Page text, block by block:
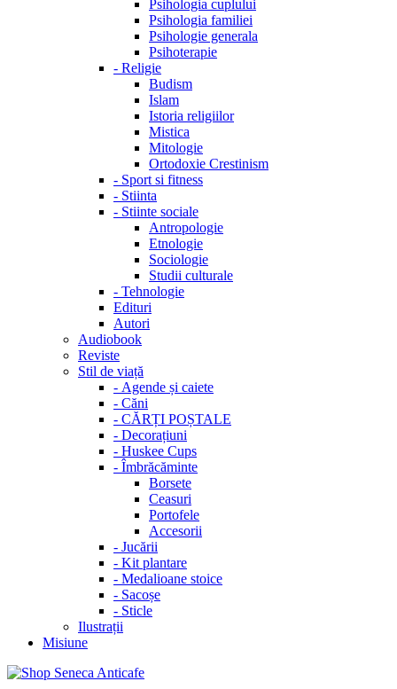
Psihologia cuplului
Psihologia familiei
Psihologie generala
Psihoterapie
- Religie
Budism
Islam
Istoria religiilor
Mistica
Mitologie
Ortodoxie Crestinism
- Sport si fitness
- Stiinta
- Stiinte sociale
Antropologie
Etnologie
Sociologie
Studii culturale
- Tehnologie
Edituri
Autori
Audiobook
Reviste
Stil de viață
- Agende și caiete
- Căni
- CĂRȚI POȘTALE
- Decorațiuni
- Huskee Cups
- Îmbrăcăminte
Borsete
Ceasuri
Portofele
Accesorii
- Jucării
- Kit plantare
- Medalioane stoice
- Sacoșe
- Sticle
Ilustrații
Misiune